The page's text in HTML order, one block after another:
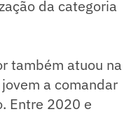
da categoria
também atuou na
a comandar
Entre 2020 e